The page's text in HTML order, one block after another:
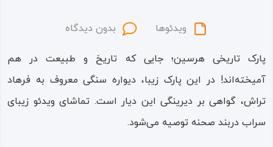
روستاهای
هدف
اقامتگاه
ویژه
ویدئوها بدون دیدگاه
پارک تاریخی هرسین؛ جایی که تاریخ و طبیعت در هم
آمیخته‌اند! در این پارک زیبا، دیواره سنگی معروف به فرهاد
تراش، گواهی بر دیرینگی این دیار است. تماشای ویدئو زیبای
سراب دربند صحنه توصیه می‌شود.